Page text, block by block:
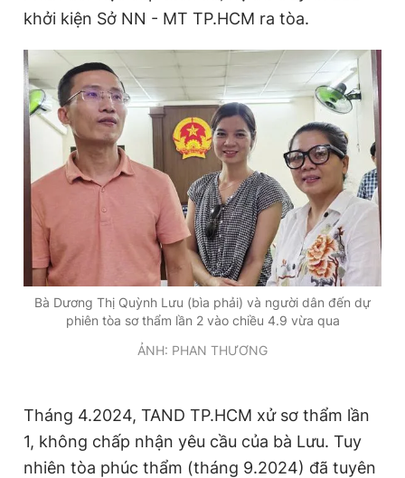
khởi kiện Sở NN - MT TP.HCM ra tòa.
Bà Dương Thị Quỳnh Lưu (bìa phải) và người dân đến dự
phiên tòa sơ thẩm lần 2 vào chiều 4.9 vừa qua
ẢNH: PHAN THƯƠNG
Tháng 4.2024, TAND TP.HCM xử sơ thẩm lần
1, không chấp nhận yêu cầu của bà Lưu. Tuy
nhiên tòa phúc thẩm (tháng 9.2024) đã tuyên